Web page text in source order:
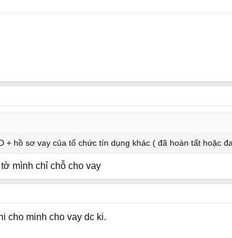
+ hồ sơ vay của tổ chức tín dụng khác ( đã hoàn tất hoặc
mình chỉ chỗ cho vay
cho minh cho vay dc ki.